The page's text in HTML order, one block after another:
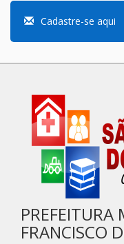
Cadastre-se aqui
PREFEITURA
FRANCISCO